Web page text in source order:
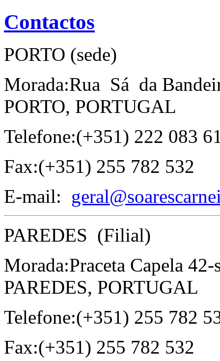
Contactos
PORTO (sede)
Morada:Rua Sá da
PORTO, PORTUGAL
Telefone:(+351) 222 083
Fax:(+351) 255 782 532
E-mail:
PAREDES (Filial)
Morada:Praceta Capela
PAREDES, PORTUGAL
Telefone:(+351) 255 782
Fax:(+351) 255 782 532